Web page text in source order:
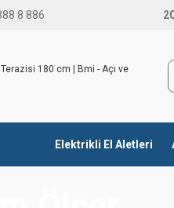
8 886
Elektrikli El Aletleri